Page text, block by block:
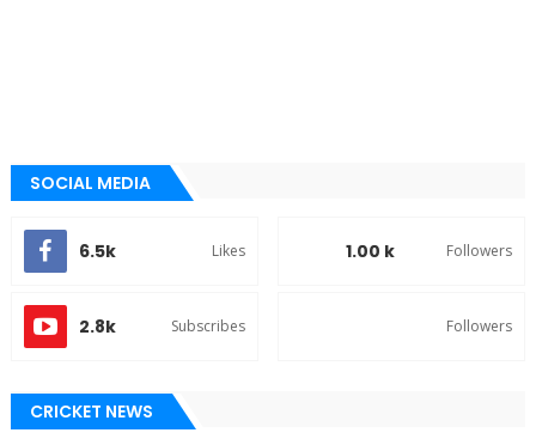
SOCIAL MEDIA
6.5k Likes 1.00 k Followers
2.8k Subscribes Followers
CRICKET NEWS